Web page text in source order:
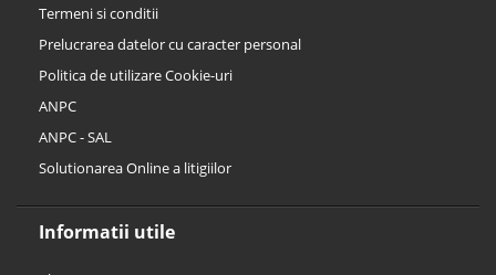
Termeni si conditii
Prelucrarea datelor cu caracter personal
Politica de utilizare Cookie-uri
ANPC
ANPC - SAL
Solutionarea Online a litigiilor
Informatii utile